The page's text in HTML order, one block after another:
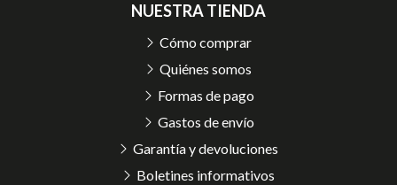
NUESTRA TIENDA
Cómo comprar
Quiénes somos
Formas de pago
Gastos de envío
Garantía y devoluciones
Boletines informativos